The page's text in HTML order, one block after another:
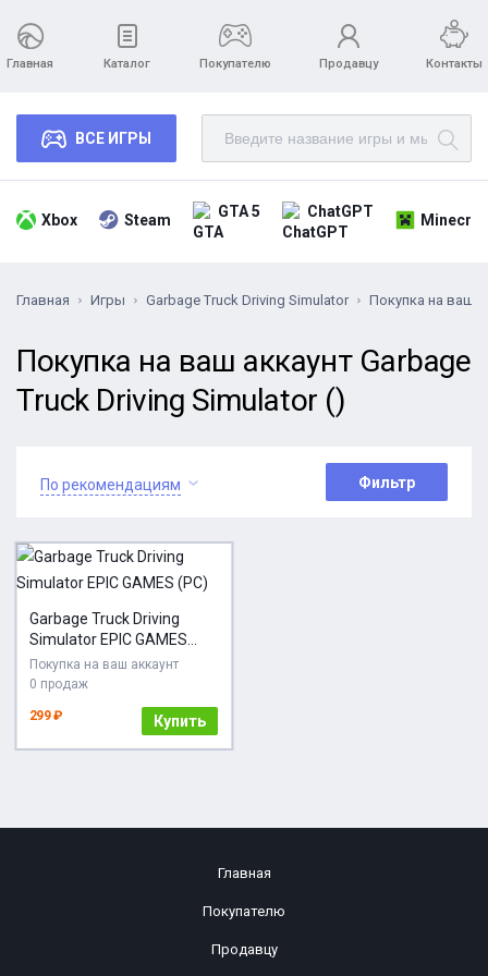
Главная Каталог Покупателю Продавцу Контакты
ВСЕ ИГРЫ
Xbox Steam GTA 5 ChatGPT
Главная Игры Garbage Truck Driving Simulator Покупка на ваш
Покупка на ваш аккаунт Garbage
Truck Driving Simulator ()
По рекомендациям Фильтр
Garbage Truck Driving
Simulator EPIC GAMES
(PC)
Покупка на ваш аккаунт
0 продаж
299 ₽ Купить
Главная
Покупателю
Продавцу